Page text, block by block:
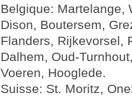
Belgique: Martelange,
Dison, Boutersem,
Flanders, Rijkevorsel,
Dalhem, Oud-
Voeren, Hooglede.
Suisse: St. Moritz,